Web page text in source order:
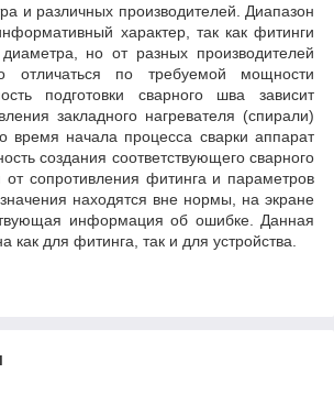
и различных производителей. Диапазон
характер, так как фитинги
но от разных производителей
отличаться по требуемой мощности
подготовки сварного шва зависит
закладного нагревателя (спирали)
время начала процесса сварки аппарат
создания соответствующего сварного
от сопротивления фитинга и параметров
находятся вне нормы, на экране
информация об ошибке. Данная
как для фитинга, так и для устройства.